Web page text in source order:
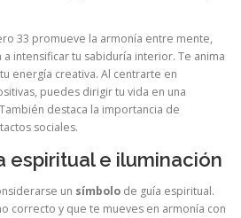
33 promueve la armonía entre mente,
intensificar tu sabiduría interior. Te anima
energía creativa. Al centrarte en
puedes dirigir tu vida en una
destaca la importancia de
sociales.
espiritual e iluminación
un símbolo de guía espiritual.
correcto y que te mueves en armonía con